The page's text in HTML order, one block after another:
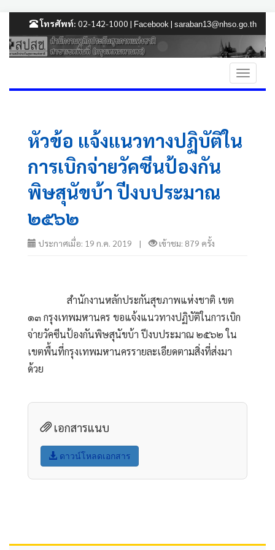
โทรศัพท์: 02-142-1000 | Facebook | saraban13@nhso.go.th
หัวข้อ แจ้งแนวทางปฏิบัติใน
การเบิกจ่ายวัคซีนป้องกัน
พิษสุนัขบ้า ปีงบประมาณ
๒๕๖๒
ประกาศเมื่อ: 19 ก.ค. 2019 | เข้าชม: 879 ครั้ง
๑๓ กรุงเทพมหานคร ขอแจ้งแนวทางปฏิบัติในการเบิก
จ่ายวัคซีนป้องกันพิษสุนัขบ้า ปีงบประมาณ ๒๕๖๒ ใน
เขตพื้นที่กรุงเทพมหานครรายละเอียดตามสิ่งที่ส่งมา
ด้วย
เอกสารแนบ
ดาวน์โหลดเอกสาร